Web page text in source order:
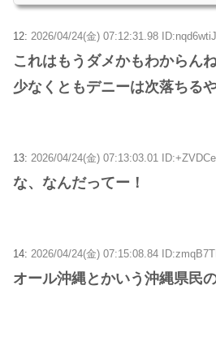
12: 2026/04/24(金) 07:12:31.98
これはもうダメかもわからん
少なくともデニーは次落ちる
13: 2026/04/24(金) 07:13:03.01
な、なんだってー！
14: 2026/04/24(金) 07:15:08.84
オール沖縄とかいう沖縄県民